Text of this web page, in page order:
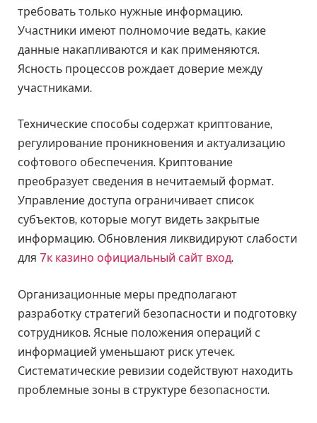
требовать только нужные информацию.
Участники имеют полномочие ведать, какие
данные накапливаются и как применяются.
Ясность процессов рождает доверие между
участниками.
Технические способы содержат криптование,
регулирование проникновения и актуализацию
софтового обеспечения. Криптование
преобразует сведения в нечитаемый формат.
Управление доступа ограничивает список
субъектов, которые могут видеть закрытые
информацию. Обновления ликвидируют слабости
для 7к казино официальный сайт вход.
Организационные меры предполагают
разработку стратегий безопасности и подготовку
сотрудников. Ясные положения операций с
информацией уменьшают риск утечек.
Систематические ревизии содействуют находить
проблемные зоны в структуре безопасности.